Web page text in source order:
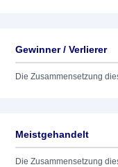
Gewinner / Verlierer
Die Zusammensetzung
Meistgehandelt
Die Zusammensetzung